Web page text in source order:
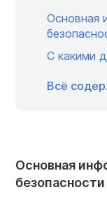
Основная
С какими
Всё
Основная
безопасности